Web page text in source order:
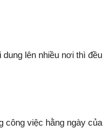
lên nhiều nơi thì
việc hằng ngày